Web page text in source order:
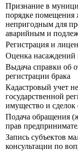
Признание в
порядке
непригодным для
аварийным и
Регистрация и
Оценка насаждений
Выдача справки об
регистрации брака
Кадастровый учет
государственной
имущество и
Подача обращения
прав
Запись субъектов
консультации по